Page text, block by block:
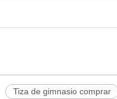
Tiza de gimnasio comprar